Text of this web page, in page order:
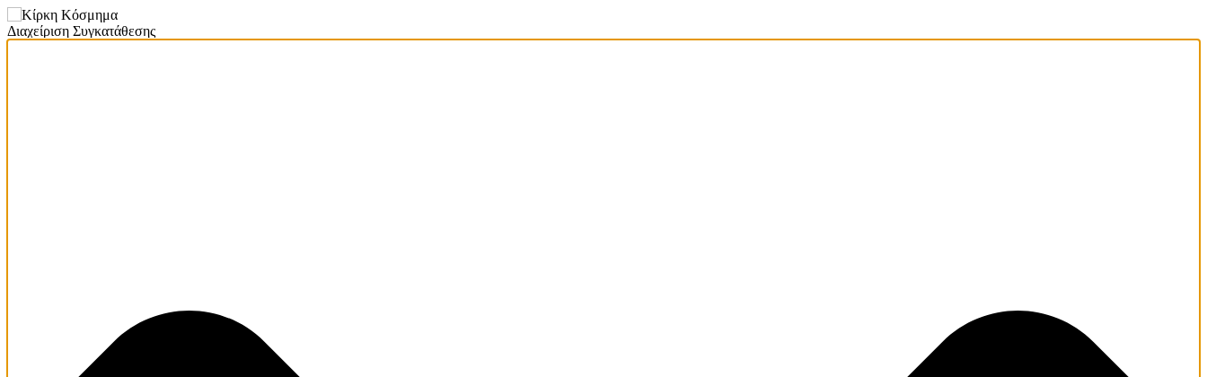
Διαχείριση Συγκατάθεσης